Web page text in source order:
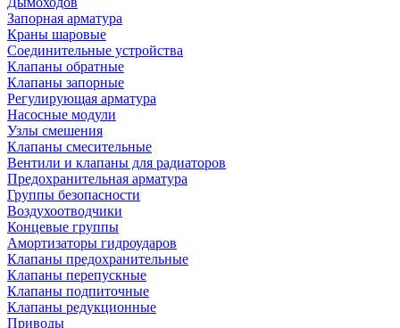
Запорная арматура
Краны шаровые
Соединительные устройства
Клапаны обратные
Клапаны запорные
Регулирующая арматура
Насосные модули
Узлы смешения
Клапаны смесительные
Вентили и клапаны для радиаторов
Предохранительная арматура
Группы безопасности
Воздухоотводчики
Концевые группы
Амортизаторы гидроударов
Клапаны предохранительные
Клапаны перепускные
Клапаны подпиточные
Клапаны редукционные
Приводы